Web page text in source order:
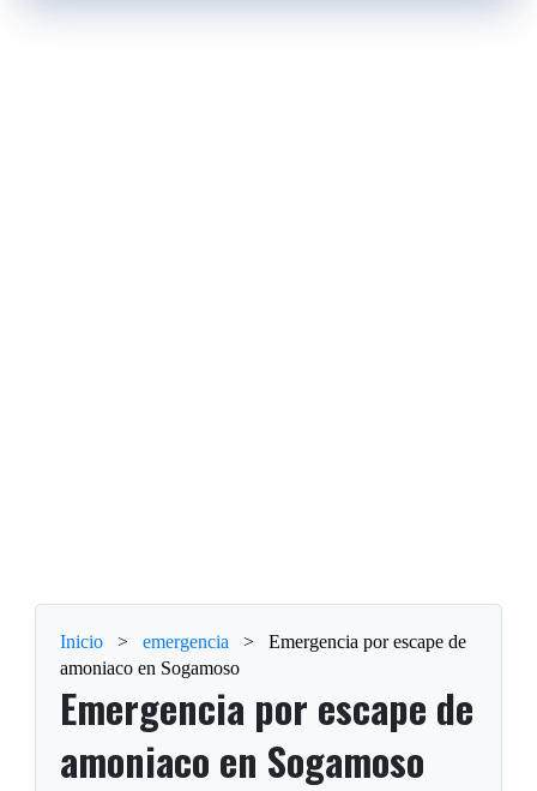
Inicio > emergencia >
Emergencia por escape de
amoniaco en Sogamoso
Emergencia por escape de
amoniaco en Sogamoso